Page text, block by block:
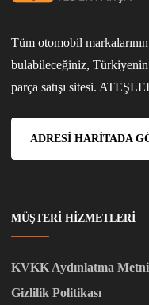
Tüm otomobil
bulabileceğiniz,
parça satışı sitesi.
ADRESI HARITADA
MÜŞTERI HIZMETLERI
KVKK Aydınlatma Metni
Gizlilik Politikası